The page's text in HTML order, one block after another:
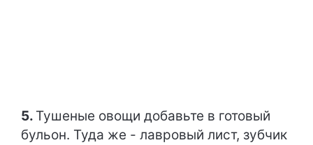
5. Тушеные овощи добавьте в готовый
бульон. Туда же - лавровый лист, зубчик